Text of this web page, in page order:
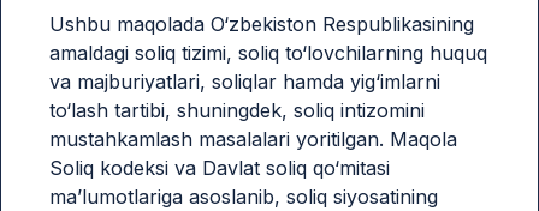
Ushbu maqolada O‘zbekiston Respublikasining
amaldagi soliq tizimi, soliq to‘lovchilarning huquq
va majburiyatlari, soliqlar hamda yig‘imlarni
to‘lash tartibi, shuningdek, soliq intizomini
mustahkamlash masalalari yoritilgan. Maqola
Soliq kodeksi va Davlat soliq qo‘mitasi
ma’lumotlariga asoslanib, soliq siyosatining